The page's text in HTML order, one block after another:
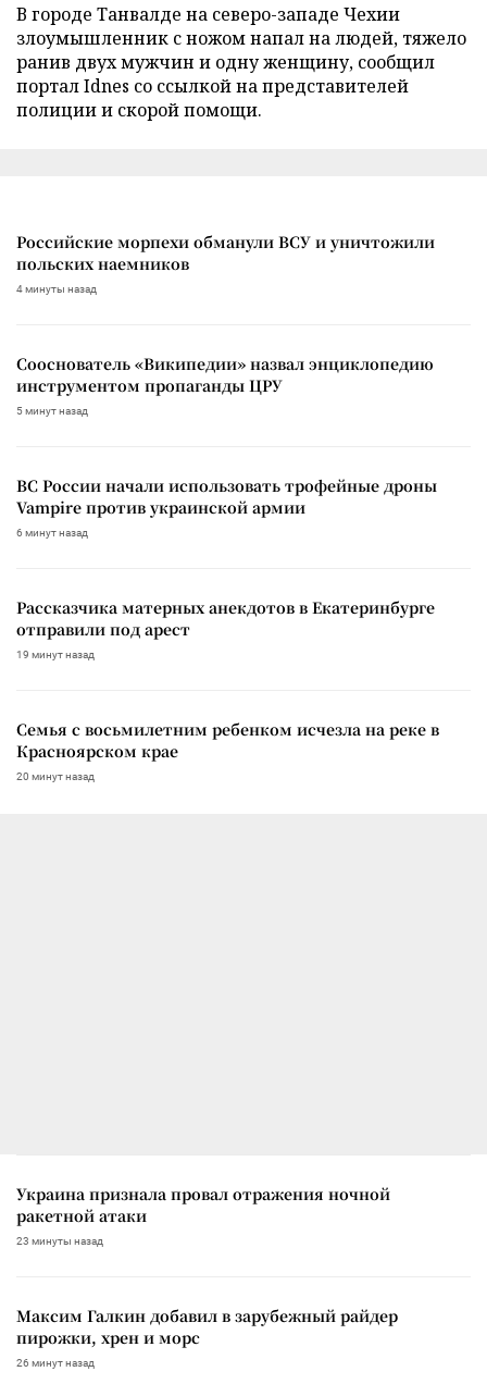
В городе Танвалде на северо-западе Чехии
злоумышленник с ножом напал на людей, тяжело
ранив двух мужчин и одну женщину, сообщил
портал Idnes со ссылкой на представителей
полиции и скорой помощи.
Российские морпехи обманули ВСУ и уничтожили
польских наемников
4 минуты назад
Сооснователь «Википедии» назвал энциклопедию
инструментом пропаганды ЦРУ
5 минут назад
ВС России начали использовать трофейные дроны
Vampire против украинской армии
6 минут назад
Рассказчика матерных анекдотов в Екатеринбурге
отправили под арест
19 минут назад
Семья с восьмилетним ребенком исчезла на реке в
Красноярском крае
20 минут назад
Украина признала провал отражения ночной
ракетной атаки
23 минуты назад
Максим Галкин добавил в зарубежный райдер
пирожки, хрен и морс
26 минут назад